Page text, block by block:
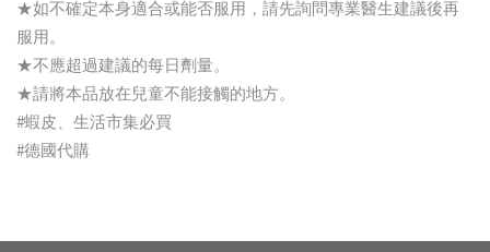
★如不確定本身適合或能否服用，請先詢問專業醫生建議後再
服用。
★不應超過建議的每日劑量。
★請將本品放在兒童不能接觸的地方。
#蝦皮、生活市集必買
#德國代購